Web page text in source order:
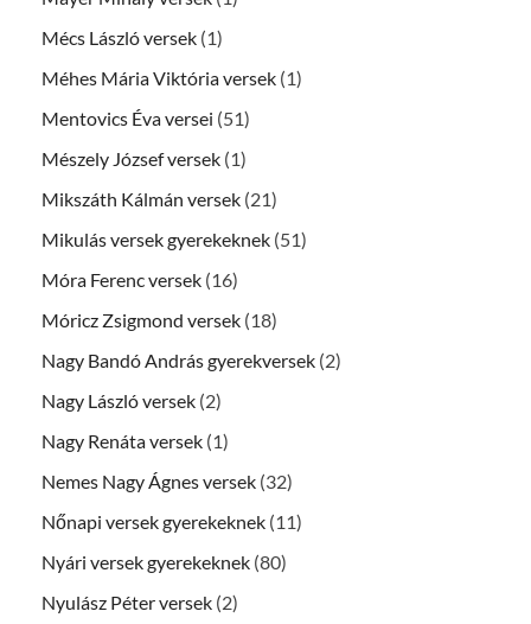
Mécs László versek (1)
Méhes Mária Viktória versek (1)
Mentovics Éva versei (51)
Mészely József versek (1)
Mikszáth Kálmán versek (21)
Mikulás versek gyerekeknek (51)
Móra Ferenc versek (16)
Móricz Zsigmond versek (18)
Nagy Bandó András gyerekversek (2)
Nagy László versek (2)
Nagy Renáta versek (1)
Nemes Nagy Ágnes versek (32)
Nőnapi versek gyerekeknek (11)
Nyári versek gyerekeknek (80)
Nyulász Péter versek (2)